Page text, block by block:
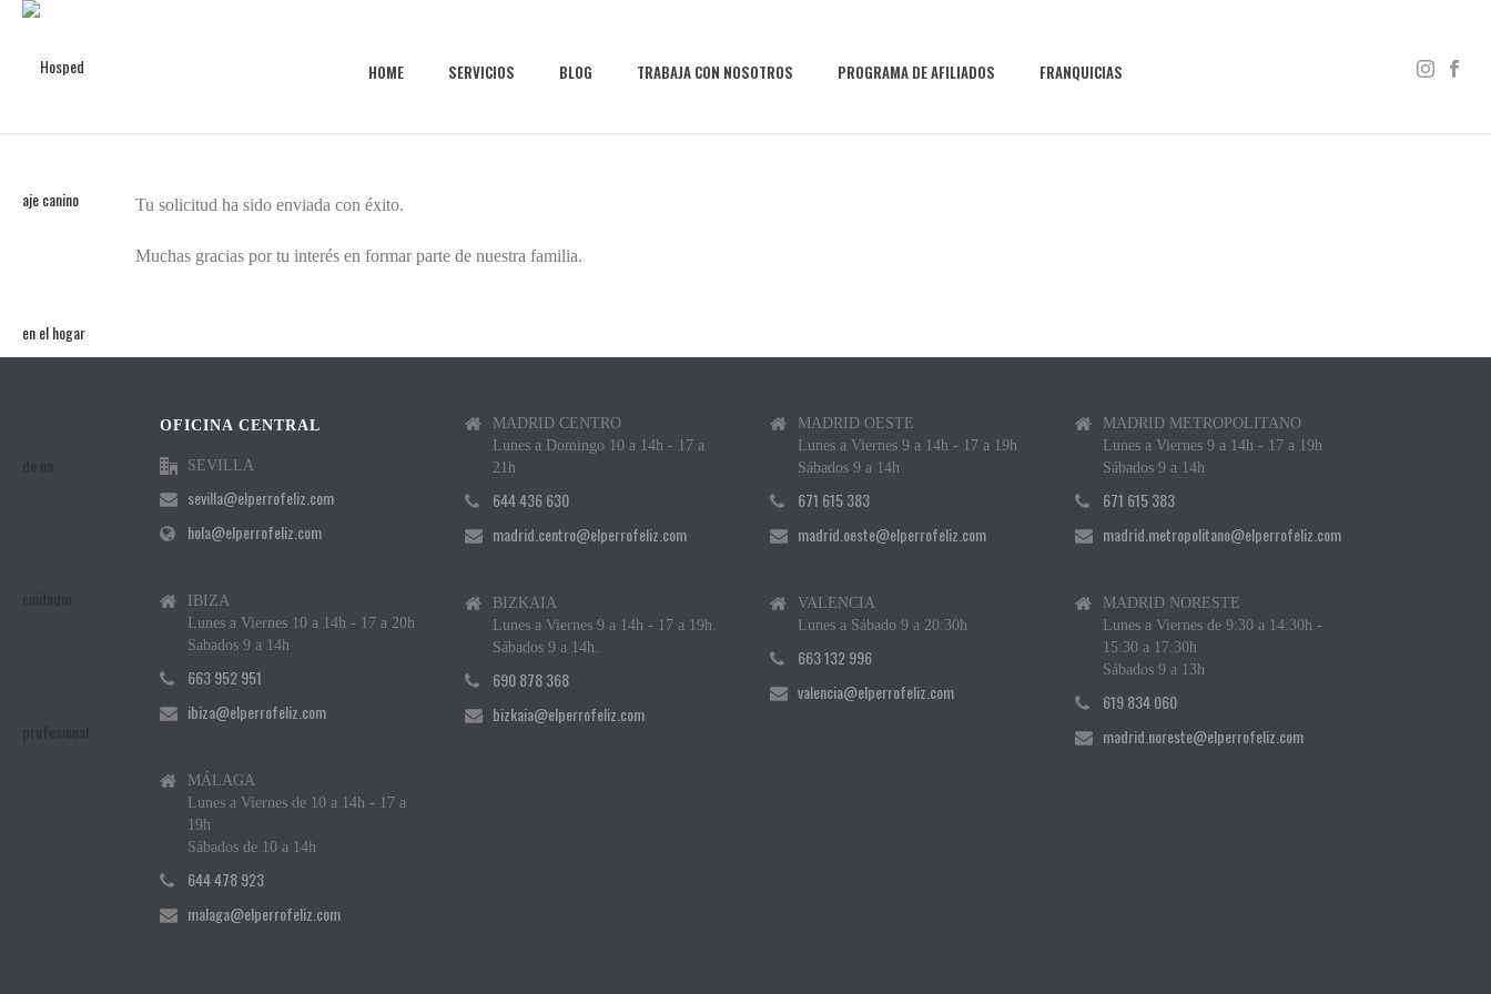
HOME SERVICIOS BLOG TRABAJA CON NOSOTROS PROGRAMA DE AFILIADOS FRANQUICIAS
Tu solicitud ha sido enviada con éxito.
Muchas gracias por tu interés en formar parte de nuestra familia.
OFICINA CENTRAL
SEVILLA
sevilla@elperrofeliz.com
hola@elperrofeliz.com
IBIZA
Lunes a Viernes 10 a 14h - 17 a 20h
Sabados 9 a 14h
663 952 951
ibiza@elperrofeliz.com
MÁLAGA
Lunes a Viernes de 10 a 14h - 17 a
19h
Sábados de 10 a 14h
644 478 923
malaga@elperrofeliz.com
MADRID CENTRO
Lunes a Domingo 10 a 14h - 17 a
21h
644 436 630
madrid.centro@elperrofeliz.com
BIZKAIA
Lunes a Viernes 9 a 14h - 17 a 19h.
Sábados 9 a 14h.
690 878 368
bizkaia@elperrofeliz.com
MADRID OESTE
Lunes a Viernes 9 a 14h - 17 a 19h
Sábados 9 a 14h
671 615 383
madrid.oeste@elperrofeliz.com
VALENCIA
Lunes a Sábado 9 a 20:30h
663 132 996
valencia@elperrofeliz.com
MADRID METROPOLITANO
Lunes a Viernes 9 a 14h - 17 a 19h
Sábados 9 a 14h
671 615 383
madrid.metropolitano@elperrofeliz.com
MADRID NORESTE
Lunes a Viernes de 9:30 a 14:30h -
15:30 a 17:30h
Sábados 9 a 13h
619 834 060
madrid.noreste@elperrofeliz.com